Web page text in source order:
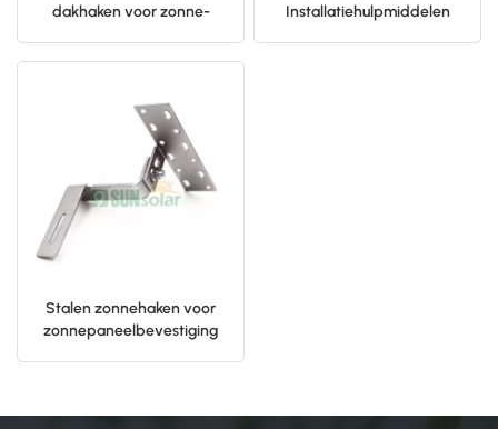
العربية
dakhaken voor zonne-
Installatiehulpmiddelen
Stalen zonnehaken voor
zonnepaneelbevestiging